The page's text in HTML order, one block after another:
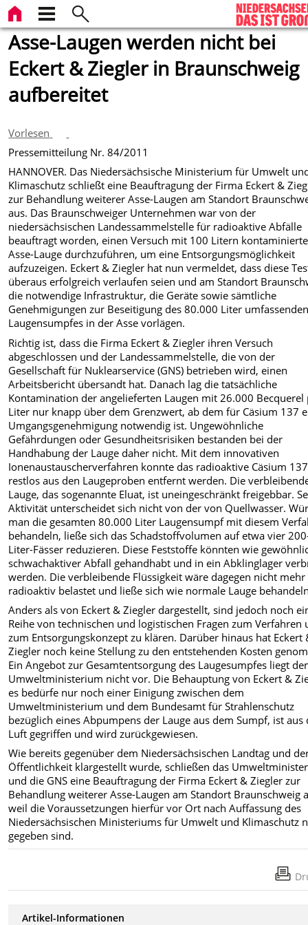
Asse-Laugen werden nicht bei
Eckert & Ziegler in Braunschweig
aufbereitet
Vorlesen
Pressemitteilung Nr. 84/2011
HANNOVER. Das Niedersächsische Ministerium für Umwelt
Klimaschutz schließt eine Beauftragung der Firma Eckert &
zur Behandlung weiterer Asse-Laugen am Standort
aus. Das Braunschweiger Unternehmen war von der
niedersächsischen Landessammelstelle für radioaktive Abfälle
beauftragt worden, einen Versuch mit 100 Litern
Asse-Lauge durchzuführen, um eine Entsorgungsmöglichkeit
aufzuzeigen. Eckert & Ziegler hat nun vermeldet, dass diese
überaus erfolgreich verlaufen seien und am Standort
die notwendige Infrastruktur, die Geräte sowie sämtliche
Genehmigungen zur Beseitigung des 80.000 Liter
Laugensumpfes in der Asse vorlägen.
Richtig ist, dass die Firma Eckert & Ziegler ihren Versuch
abgeschlossen und der Landessammelstelle, die von der
Gesellschaft für Nuklearservice (GNS) betrieben wird, einen
Arbeitsbericht übersandt hat. Danach lag die tatsächliche
Kontamination der angelieferten Laugen mit 26.000 Becquerel
Liter nur knapp über dem Grenzwert, ab dem für Cäsium 137
Umgangsgenehmigung notwendig ist. Ungewöhnliche
Gefährdungen oder Gesundheitsrisiken bestanden bei der
Handhabung der Lauge daher nicht. Mit dem innovativen
Ionenaustauscherverfahren konnte das radioaktive Cäsium 137
restlos aus den Laugeproben entfernt werden. Die
Lauge, das sogenannte Eluat, ist uneingeschränkt freigebbar.
Aktivität unterscheidet sich nicht von der von Quellwasser.
man die gesamten 80.000 Liter Laugensumpf mit diesem
behandeln, ließe sich das Schadstoffvolumen auf etwa vier
Liter-Fässer reduzieren. Diese Feststoffe könnten wie
schwachaktiver Abfall gehandhabt und in ein Abklinglager
werden. Die verbleibende Flüssigkeit wäre dagegen nicht mehr
radioaktiv belastet und ließe sich wie normale Lauge
Anders als von Eckert & Ziegler dargestellt, sind jedoch noch
Reihe von technischen und logistischen Fragen zum Verfahren
zum Entsorgungskonzept zu klären. Darüber hinaus hat Eckert
Ziegler noch keine Stellung zu den entstehenden Kosten
Ein Angebot zur Gesamtentsorgung des Laugesumpfes liegt
Umweltministerium nicht vor. Die Behauptung von Eckert &
es bedürfe nur noch einer Einigung zwischen dem
Umweltministerium und dem Bundesamt für Strahlenschutz
bezüglich eines Abpumpens der Lauge aus dem Sumpf, ist aus
Luft gegriffen und wird zurückgewiesen.
Wie bereits gegenüber dem Niedersächsischen Landtag und
Öffentlichkeit klargestellt wurde, schließen das
und die GNS eine Beauftragung der Firma Eckert & Ziegler zur
Behandlung weiterer Asse-Laugen am Standort Braunschweig
weil die Voraussetzungen hierfür vor Ort nach Auffassung des
Niedersächsischen Ministeriums für Umwelt und Klimaschutz
gegeben sind.
Artikel-Informationen